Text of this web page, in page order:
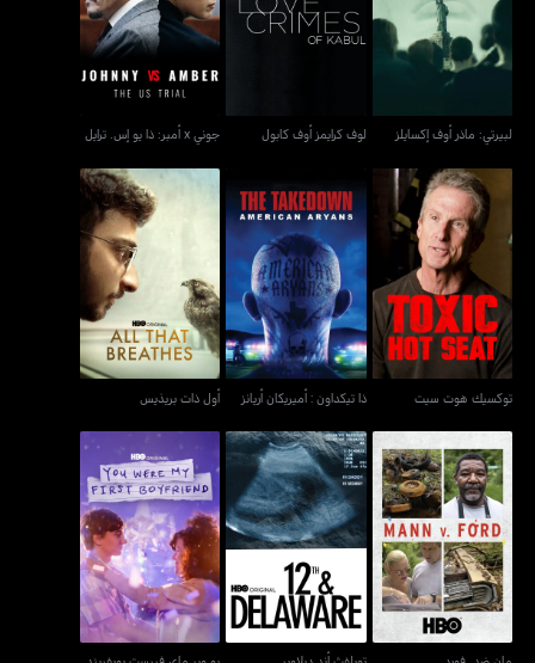
لبيرتي: ماذر أوف إكسايلز
لبيرتي: ماذر أوف إكسايلز
لوف كرايمز أوف كابول
لوف كرايمز أوف كابول
جوني x أمبر: ذا يو إس. ترايل
جوني x أمبر: ذا يو إس. ترايل
توكسيك هوت سيت
توكسيك هوت سيت
ذا تيكداون : أميريكان أريانز
ذا تيكداون : أميريكان أريانز
أول ذات بريذيس
أول ذات بريذيس
مان ضد. فورد تويلفث أند ديلاوير يو وير ماي فيرست بويفريند